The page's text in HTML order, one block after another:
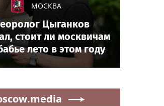
МОСКВА
Цыганков
стоит ли москвичам
лето в этом году